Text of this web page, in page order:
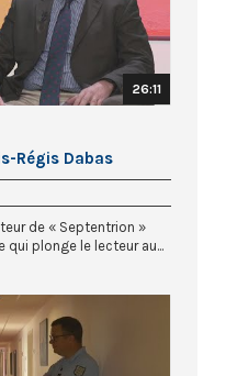
26:11
Régis Dabas
de « Septentrion »
qui plonge le lecteur au...